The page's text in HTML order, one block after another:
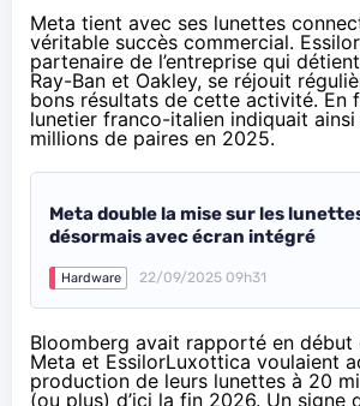
Meta tient avec ses lunettes
véritable succès commercial.
partenaire de l’entreprise qui
Ray-Ban et Oakley, se réjouit
bons résultats de cette activité. En
lunetier franco-italien indiquait
millions de paires en 2025.
Meta double la mise sur les
désormais avec écran intégré
Hardware 22/09/2025 09h31
Bloomberg avait rapporté en début
Meta et EssilorLuxottica voulaient
production de leurs lunettes à 20
(ou plus) d’ici la fin 2026. Un signe